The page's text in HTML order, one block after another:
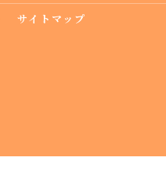
サイトマップ